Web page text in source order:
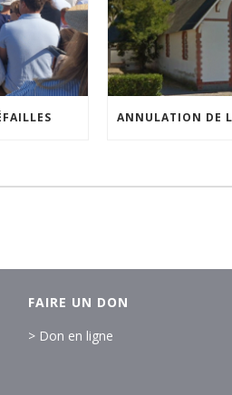
FAIRE UN DON
> Don en ligne